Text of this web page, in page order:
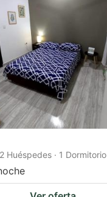
Huéspedes · 1 Dormitorio